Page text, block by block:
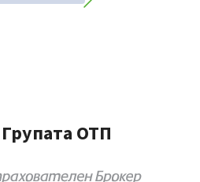
ОТП